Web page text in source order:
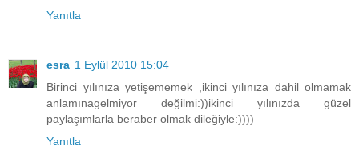
Yanıtla
esra 1 Eylül 2010 15:04
Birinci yılınıza yetişememek ,ikinci yılınıza dahil olmamak
anlamınagelmiyor değilmi:))ikinci yılınızda güzel
paylaşımlarla beraber olmak dileğiyle:))))
Yanıtla